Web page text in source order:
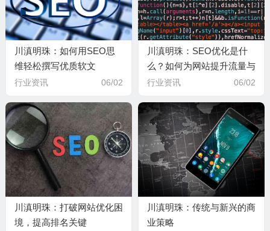
川滇明珠：如何用SEO思
维轻松撰写优质软文
行业资讯 06/02
川滇明珠：SEO优化是什
么？如何为网站提升流量与
排名
行业资讯 06/02
川滇明珠：打破网站优化困
境，提高排名关键
川滇明珠：传统与新兴的商
业策略